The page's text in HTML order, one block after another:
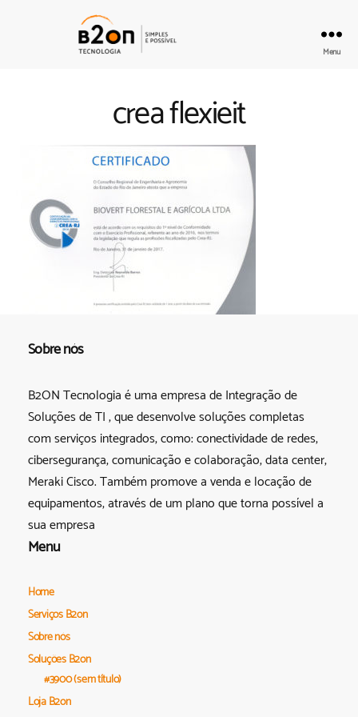
Menu
crea flexieit
Sobre nós
B2ON Tecnologia é uma empresa de Integração de
Soluções de TI , que desenvolve soluções completas
com serviços integrados, como: conectividade de redes,
cibersegurança, comunicação e colaboração, data center,
Meraki Cisco. Também promove a venda e locação de
equipamentos, através de um plano que torna possível a
sua empresa
Menu
Home
Serviços B2on
Sobre nós
Soluções B2on
#3900 (sem título)
Loja B2on